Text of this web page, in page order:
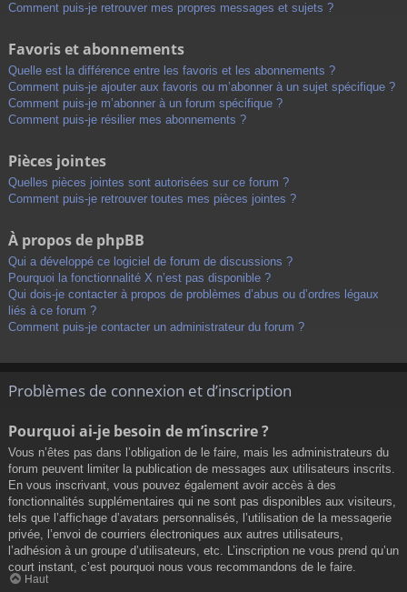
Comment puis-je retrouver mes propres messages et sujets ?
Favoris et abonnements
Quelle est la différence entre les favoris et les abonnements ?
Comment puis-je ajouter aux favoris ou m’abonner à un sujet spécifique ?
Comment puis-je m’abonner à un forum spécifique ?
Comment puis-je résilier mes abonnements ?
Pièces jointes
Quelles pièces jointes sont autorisées sur ce forum ?
Comment puis-je retrouver toutes mes pièces jointes ?
À propos de phpBB
Qui a développé ce logiciel de forum de discussions ?
Pourquoi la fonctionnalité X n’est pas disponible ?
Qui dois-je contacter à propos de problèmes d’abus ou d’ordres légaux
liés à ce forum ?
Comment puis-je contacter un administrateur du forum ?
Problèmes de connexion et d’inscription
Pourquoi ai-je besoin de m’inscrire ?
Vous n’êtes pas dans l’obligation de le faire, mais les administrateurs du
forum peuvent limiter la publication de messages aux utilisateurs inscrits.
En vous inscrivant, vous pouvez également avoir accès à des
fonctionnalités supplémentaires qui ne sont pas disponibles aux visiteurs,
tels que l’affichage d’avatars personnalisés, l’utilisation de la messagerie
privée, l’envoi de courriers électroniques aux autres utilisateurs,
l’adhésion à un groupe d’utilisateurs, etc. L’inscription ne vous prend qu’un
court instant, c’est pourquoi nous vous recommandons de le faire.
Haut